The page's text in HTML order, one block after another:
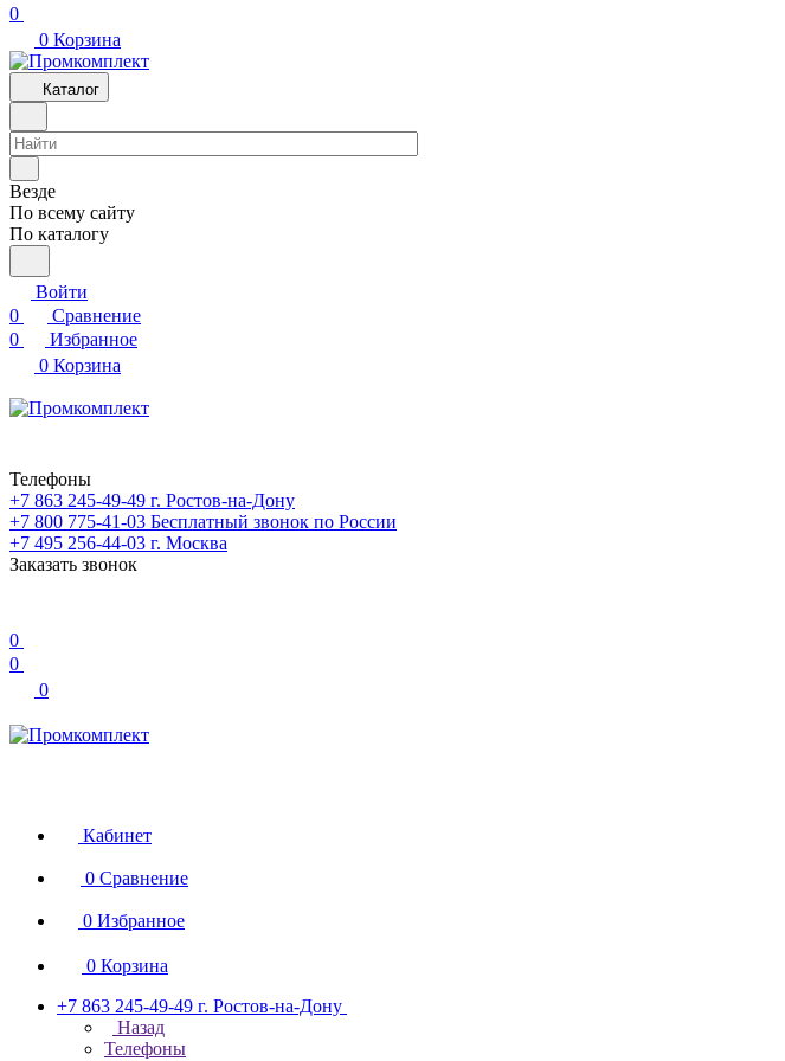
0
0 Корзина
Каталог
Везде
По всему сайту
По каталогу
Войти
0
Сравнение
0
Избранное
0 Корзина
Телефоны
+7 863 245-49-49 г. Ростов-на-Дону
+7 800 775-41-03 Бесплатный звонок по России
+7 495 256-44-03 г. Москва
Заказать звонок
0
0
0
Кабинет
0 Сравнение
0 Избранное
0 Корзина
+7 863 245-49-49 г. Ростов-на-Дону
Назад
Телефоны